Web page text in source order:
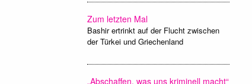
Zum letzten Mal
Bashir ertrinkt auf der Flucht zwischen
der Türkei und Griechenland
„Abschaffen, was uns kriminell macht“